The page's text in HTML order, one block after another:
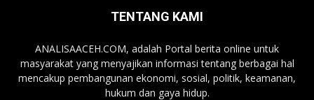
TENTANG KAMI
ANALISAACEH.COM, adalah Portal berita online untuk
masyarakat yang menyajikan informasi tentang berbagai hal
mencakup pembangunan ekonomi, sosial, politik, keamanan,
hukum dan gaya hidup.